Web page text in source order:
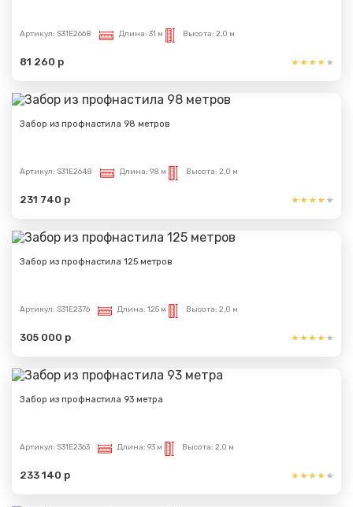
Артикул: S31E2668 Длина: 31 м Высота: 2,0 м
81 260 р
Забор из профнастила 98 метров
Артикул: S31E2648 Длина: 98 м Высота: 2,0 м
231 740 р
Забор из профнастила 125 метров
Артикул: S31E2376 Длина: 125 м Высота: 2,0 м
305 000 р
Забор из профнастила 93 метра
Артикул: S31E2363 Длина: 93 м Высота: 2,0 м
233 140 р